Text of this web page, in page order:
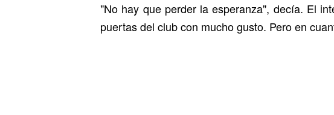
"No hay que perder la esperanza", decía. El
puertas del club con mucho gusto. Pero en